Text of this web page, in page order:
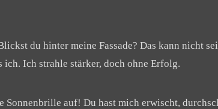
du hinter meine Fassade? Das kann nicht
ich. Ich strahle stärker, doch ohne Erfolg.
Sonnenbrille auf! Du hast mich erwischt,